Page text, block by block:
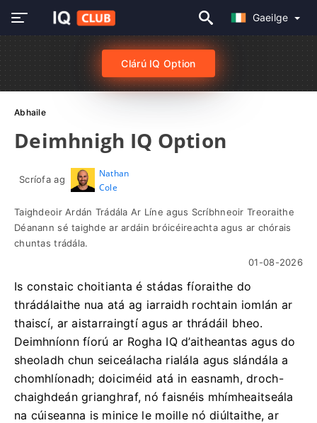
Gaeilge
Clárú IQ Option
Abhaile
Deimhnigh IQ Option
Scríofa ag
Nathan
Cole
Taighdeoir Ardán Trádála Ar Líne agus Scríbhneoir Treoraithe
Déanann sé taighde ar ardáin bróicéireachta agus ar chórais
chuntas trádála.
01-08-2026
Is constaic choitianta é stádas fíoraithe do
thrádálaithe nua atá ag iarraidh rochtain iomlán ar
thaiscí, ar aistarraingtí agus ar thrádáil bheo.
Deimhníonn fíorú ar Rogha IQ d’aitheantas agus do
sheoladh chun seiceálacha rialála agus slándála a
chomhlíonadh; doiciméid atá in easnamh, droch-
chaighdeán grianghraf, nó faisnéis mhímheaitseála
na cúiseanna is minice le moille nó diúltaithe, ar